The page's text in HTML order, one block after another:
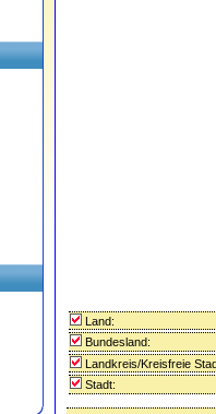
Land:
Bundesland:
Landkreis/Kreisfreie
Stadt: